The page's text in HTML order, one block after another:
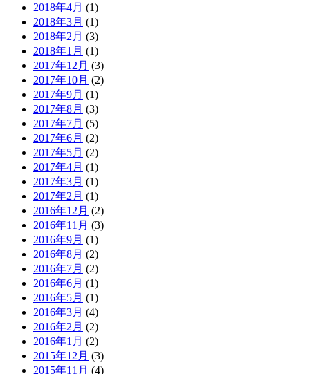
2018年4月 (1)
2018年3月 (1)
2018年2月 (3)
2018年1月 (1)
2017年12月 (3)
2017年10月 (2)
2017年9月 (1)
2017年8月 (3)
2017年7月 (5)
2017年6月 (2)
2017年5月 (2)
2017年4月 (1)
2017年3月 (1)
2017年2月 (1)
2016年12月 (2)
2016年11月 (3)
2016年9月 (1)
2016年8月 (2)
2016年7月 (2)
2016年6月 (1)
2016年5月 (1)
2016年3月 (4)
2016年2月 (2)
2016年1月 (2)
2015年12月 (3)
2015年11月 (4)